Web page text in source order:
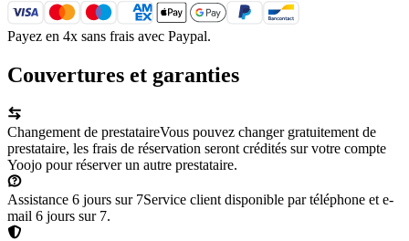
Payez en 4x sans frais avec Paypal.
Couvertures et garanties
Changement de prestataireVous pouvez changer gratuitement de
prestataire, les frais de réservation seront crédités sur votre compte
Yoojo pour réserver un autre prestataire.
Assistance 6 jours sur 7Service client disponible par téléphone et e-
mail 6 jours sur 7.